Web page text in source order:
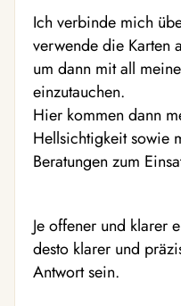
Ich verbinde mich
verwende die Karten
um dann mit all
einzutauchen.
Hier kommen dann
Hellsichtigkeit sowie
Beratungen zum
Je offener und klarer
desto klarer und
Antwort sein.